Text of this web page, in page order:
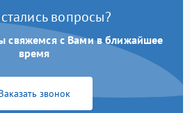
вопросы?
свяжемся с Вами в ближайшее
время
звонок